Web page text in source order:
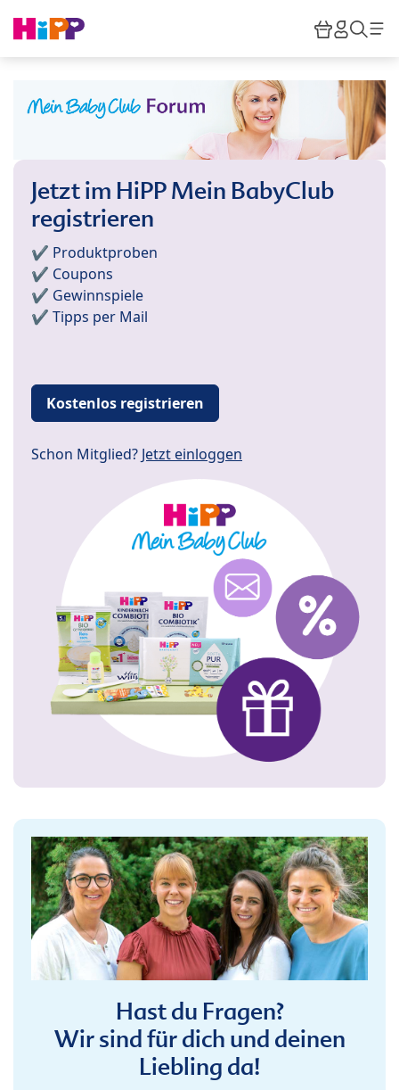
HiPP
Jetzt im HiPP Mein BabyClub
registrieren
✔️ Produktproben
✔️ Coupons
✔️ Gewinnspiele
✔️ Tipps per Mail
Kostenlos registrieren
Schon Mitglied? Jetzt einloggen
Hast du Fragen?
Wir sind für dich und deinen
Liebling da!